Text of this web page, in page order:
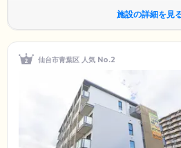
施設の詳細を見
仙台市青葉区 人気 No.2